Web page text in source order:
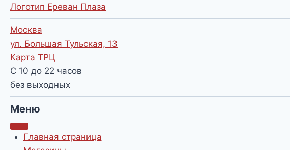
Логотип Ереван Плаза
Москва
ул. Большая Тульская, 13
Карта ТРЦ
С 10 до 22 часов
без выходных
Меню
Главная страница